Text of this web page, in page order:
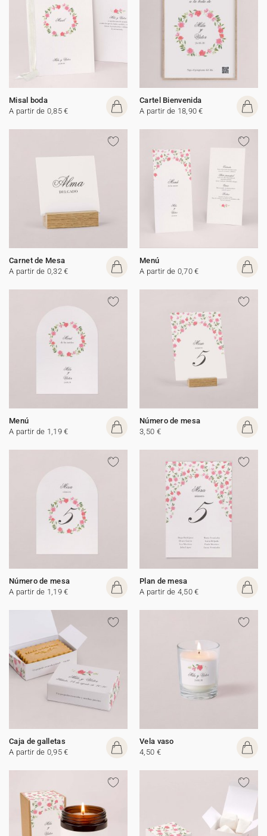
Misal boda
A partir de 0,85 €
Cartel Bienvenida
A partir de 18,90 €
Carnet de Mesa
A partir de 0,32 €
Menú
A partir de 0,70 €
Menú
A partir de 1,19 €
Número de mesa
3,50 €
Número de mesa
A partir de 1,19 €
Plan de mesa
A partir de 4,50 €
Caja de galletas
A partir de 0,95 €
Vela vaso
4,50 €